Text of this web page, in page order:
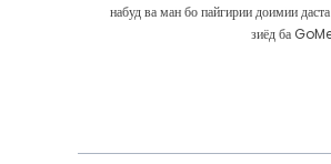
кардем. Онҳо ҳатто пас аз табобат